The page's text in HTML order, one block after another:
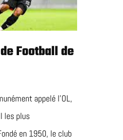
Football de
appelé l’OL,
les plus
en 1950, le club